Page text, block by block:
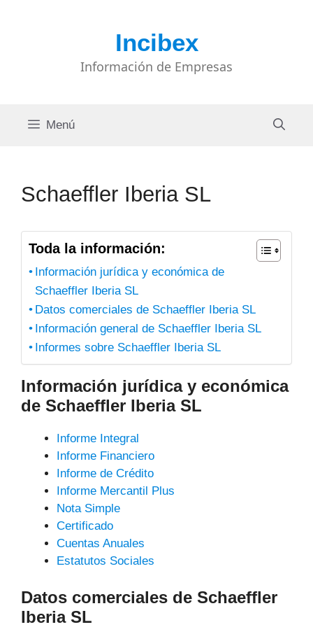
Incibex
Información de Empresas
Menú
Schaeffler Iberia SL
Toda la información:
Información jurídica y económica de
Schaeffler Iberia SL
Datos comerciales de Schaeffler Iberia SL
Información general de Schaeffler Iberia SL
Informes sobre Schaeffler Iberia SL
Información jurídica y económica
de Schaeffler Iberia SL
Informe Integral
Informe Financiero
Informe de Crédito
Informe Mercantil Plus
Nota Simple
Certificado
Cuentas Anuales
Estatutos Sociales
Datos comerciales de Schaeffler
Iberia SL